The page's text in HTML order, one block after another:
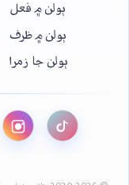
ٻولن ۾ فعل
ٻولن ۾ ظرف
ٻولن جا زمرا